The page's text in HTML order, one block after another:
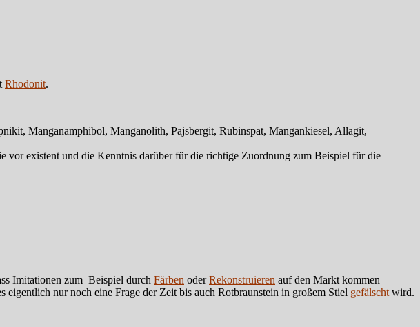
Rhodonit.
Manganamphibol, Manganolith, Pajsbergit, Rubinspat, Mangankiesel, Allagit,
vor existent und die Kenntnis darüber für die richtige Zuordnung zum Beispiel für die
Imitationen zum Beispiel durch Färben oderRekonstruieren auf den Markt kommen
nur noch eine Frage der Zeit bis auch Rotbraunstein in großem Stiel gefälscht wird.